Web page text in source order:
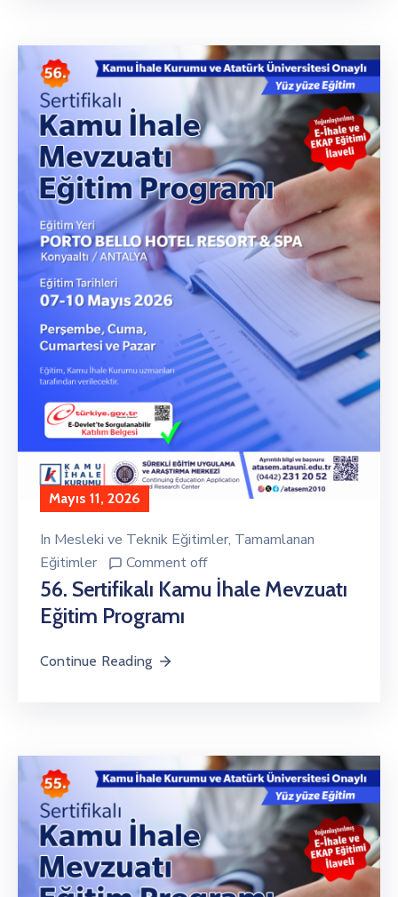
Mayıs 11, 2026
In Mesleki ve Teknik Eğitimler‚ Tamamlanan
Eğitimler
Comment off
56. Sertifikalı Kamu İhale Mevzuatı
Eğitim Programı
Continue Reading